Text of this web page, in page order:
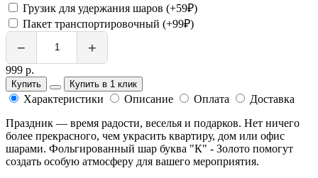
Грузик для удержания шаров (+59₽)
Пакет транспортировочный (+99₽)
− +
999 р.
Купить Купить в 1 клик
Характеристики Описание Оплата
Доставка
Праздник — время радости, веселья и подарков. Нет ничего
более прекрасного, чем украсить квартиру, дом или офис
шарами. Фольгированный шар буква "К" - Золото помогут
создать особую атмосферу для вашего мероприятия.